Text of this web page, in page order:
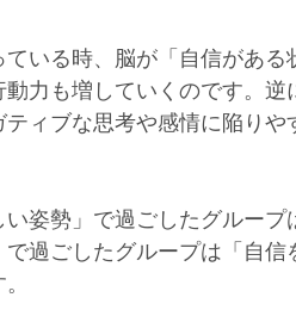
いる時、脳が「自信があ
力も増していくのです。
ィブな思考や感情に陥りや
姿勢」で過ごしたグルー
過ごしたグループは「自